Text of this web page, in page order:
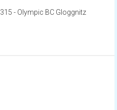
315 - Olympic BC Gloggnitz